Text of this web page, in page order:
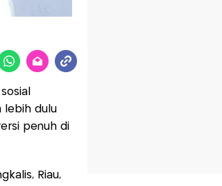
lebih dulu
penuh di
Riau,